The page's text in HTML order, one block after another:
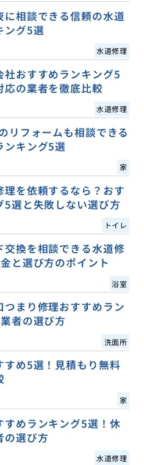
相談できる信頼の水道
ング5選
水道修理
おすすめランキング5
の業者を徹底比較
水道修理
リフォームも相談できる
ンキング5選
家
を依頼するなら？おす
選と失敗しない選び方
トイレ
換を相談できる水道修
と選び方のポイント
浴室
まり修理おすすめラン
者の選び方
洗面所
すめ5選！見積もり無料
家
すめランキング5選！休
の選び方
水道修理